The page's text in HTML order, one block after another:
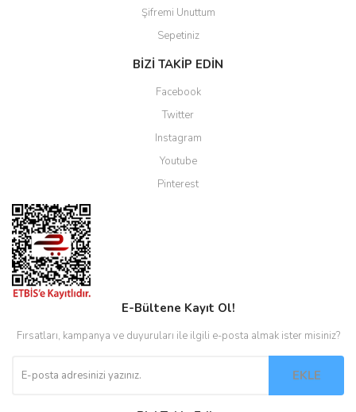
Şifremi Unuttum
Sepetiniz
BİZİ TAKİP EDİN
Facebook
Twitter
Instagram
Youtube
Pinterest
E-Bültene Kayıt Ol!
Fırsatları, kampanya ve duyuruları ile ilgili e-posta almak ister misiniz?
EKLE